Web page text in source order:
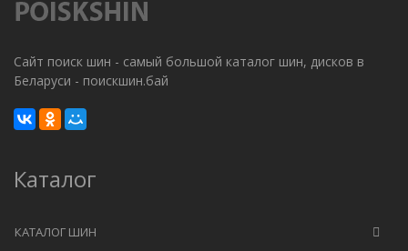
Сайт поиск шин - самый большой каталог шин, дисков в
Беларуси - поискшин.бай
Каталог
КАТАЛОГ ШИН